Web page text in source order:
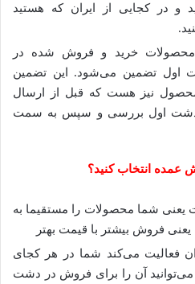
و در کجایی از ایران که هستید
.
خرید و فروش شده در
اول تضمین می‌شود.
این تضمین
نیز هست که قبل از ارسال
دشت اول بررسی و سپس به سمت
عمده انتخاب کنید؟
شما محصولات را مستقیما به
یعنی فروش بیشتر با قیمت بهتر
فعالیت می‌کند شما در هر کجای
می‌توانید آن را برای فروش در دشت